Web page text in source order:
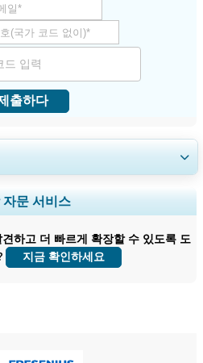
출하다
분석, 기업 프로필, 경쟁 벤치마킹, 및 최
자 인사이트.
맞춤 설정
문 서비스
하고 더 빠르게 확장할 수 있도록 도
지금 확인하세요